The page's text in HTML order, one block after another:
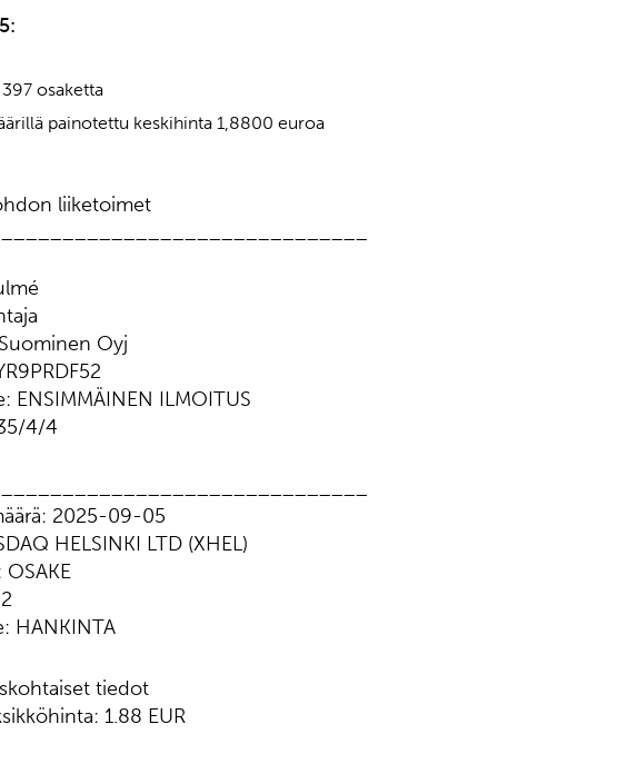
osaketta
painotettu keskihinta 1,8800 euroa
liiketoimet
Oyj
ENSIMMÄINEN ILMOITUS
4/4
2025-09-05
HELSINKI LTD (XHEL)
HANKINTA
tiedot
1.88 EUR